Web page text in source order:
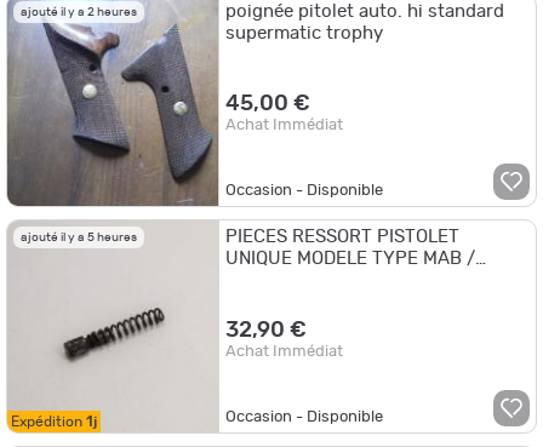
ajouté il y a 2 heures
poignée pitolet auto. hi standard
supermatic trophy
45,00 €
Achat Immédiat
Occasion - Disponible
ajouté il y a 5 heures
Expédition 1j
PIECES RESSORT PISTOLET
UNIQUE MODELE TYPE MAB /
32,90 €
Achat Immédiat
Occasion - Disponible